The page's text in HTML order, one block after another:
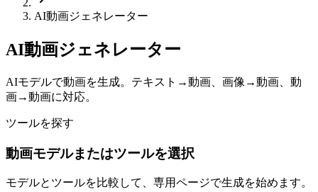
AI動画ジェネレーター
AI動画ジェネレーター
AIモデルで動画を生成。テキスト→動画、画像→動画、動
画→動画に対応。
ツールを探す
動画モデルまたはツールを選択
モデルとツールを比較して、専用ページで生成を始めます。